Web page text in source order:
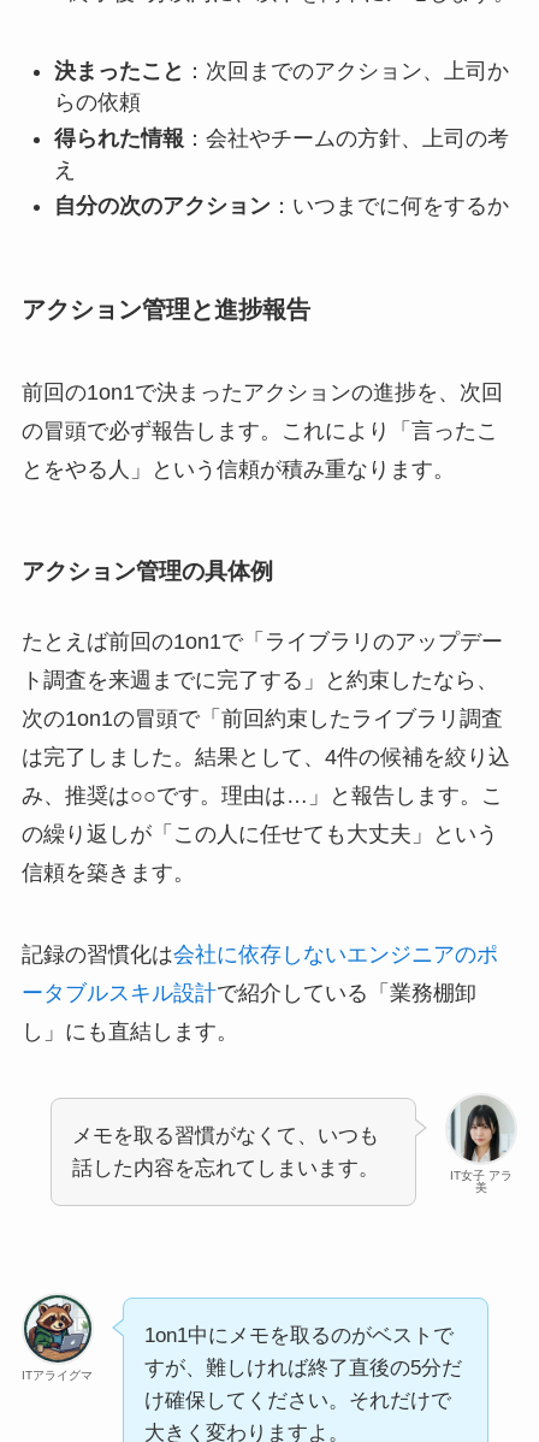
決まったこと ：次回までのアクション、上司か
らの依頼
得られた情報 ：会社やチームの方針、上司の考
え
自分の次のアクション：いつまでに何をするか
アクション管理と進捗報告
前回の1on1で決まったアクションの進捗を、次回
の冒頭で必ず報告します。これにより「言ったこ
とをやる人」という信頼が積み重なります。
アクション管理の具体例
たとえば前回の1on1で「ライブラリのアップデー
ト調査を来週までに完了する」と約束したなら、
次の1on1の冒頭で「前回約束したライブラリ調査
は完了しました。結果として、4件の候補を絞り込
み、推奨は○○です。理由は…」と報告します。こ
の繰り返しが「この人に任せても大丈夫」という
信頼を築きます。
記録の習慣化は会社に依存しないエンジニアのポ
ータブルスキル設計で紹介している「業務棚卸
し」にも直結します。
IT女子 アラ
美
メモを取る習慣がなくて、いつも
話した内容を忘れてしまいます。
ITアライグマ
1on1中にメモを取るのがベストで
すが、難しければ終了直後の5分だ
け確保してください。それだけで
大きく変わりますよ。